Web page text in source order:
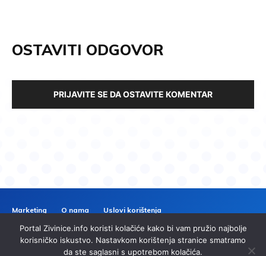
OSTAVITI ODGOVOR
PRIJAVITE SE DA OSTAVITE KOMENTAR
Marketing O nama
Uslovi korištenja
Politika privatnosti
Kontakt
ZIVINICEINFO
Portal Zivinice.info koristi kolačiće kako bi vam pružio najbolje
korisničko iskustvo. Nastavkom korištenja stranice smatramo
da ste saglasni s upotrebom kolačića.